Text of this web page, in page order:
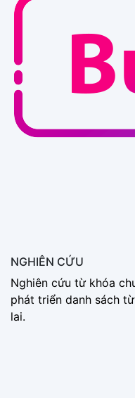
NGHIÊN CỨU
Nghiên cứu từ khóa
phát triển danh sách
lai.